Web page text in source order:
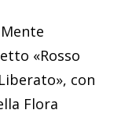
«Rosso
con
Flora